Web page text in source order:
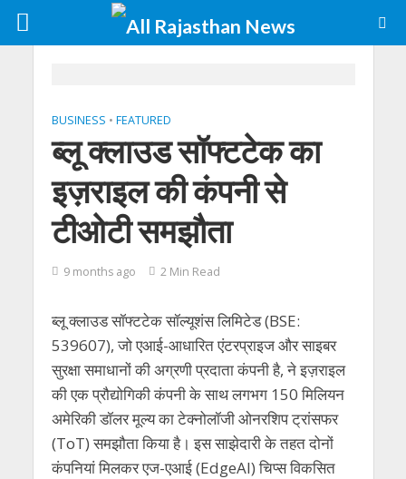
BUSINESS • FEATURED
ब्लू क्लाउड सॉफ्टटेक का
इज़राइल की कंपनी से
टीओटी समझौता
9 months ago 2 Min Read
ब्लू क्लाउड सॉफ्टटेक सॉल्यूशंस लिमिटेड (BSE:
539607), जो एआई-आधारित एंटरप्राइज और साइबर
सुरक्षा समाधानों की अग्रणी प्रदाता कंपनी है, ने इज़राइल
की एक प्रौद्योगिकी कंपनी के साथ लगभग 150 मिलियन
अमेरिकी डॉलर मूल्य का टेक्नोलॉजी ओनरशिप ट्रांसफर
(ToT) समझौता किया है। इस साझेदारी के तहत दोनों
कंपनियां मिलकर एज-एआई (EdgeAI) चिप्स विकसित